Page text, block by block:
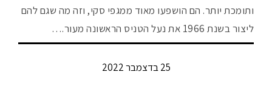
ותומכת יותר. הם הושפעו מאוד ממגפי סקי, וזה מה שגם להם
ליצור בשנת 1966 את נעל הטניס הראשונה מעור.…
25 בדצמבר 2022